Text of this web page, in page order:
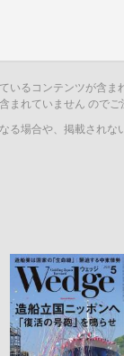
いるコンテンツが含ま
まれていません のでご
る場合や、掲載されな